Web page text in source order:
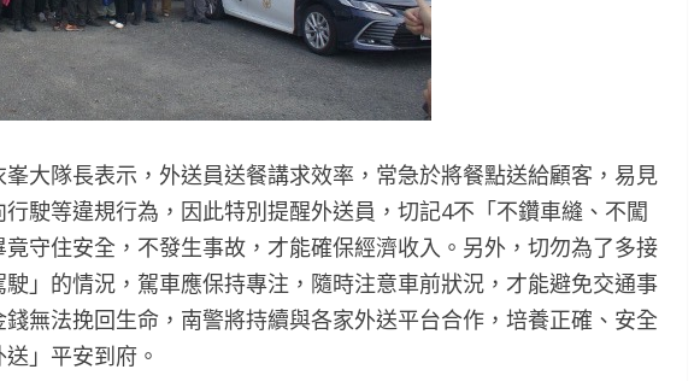
大隊長表示，外送員送餐講求效率，常急於將餐點送給顧客，易見
駛等違規行為，因此特別提醒外送員，切記4不「不鑽車縫、不闖
守住安全，不發生事故，才能確保經濟收入。另外，切勿為了多接
」的情況，駕車應保持專注，隨時注意車前狀況，才能避免交通事
無法挽回生命，南警將持續與各家外送平台合作，培養正確、安全
」平安到府。